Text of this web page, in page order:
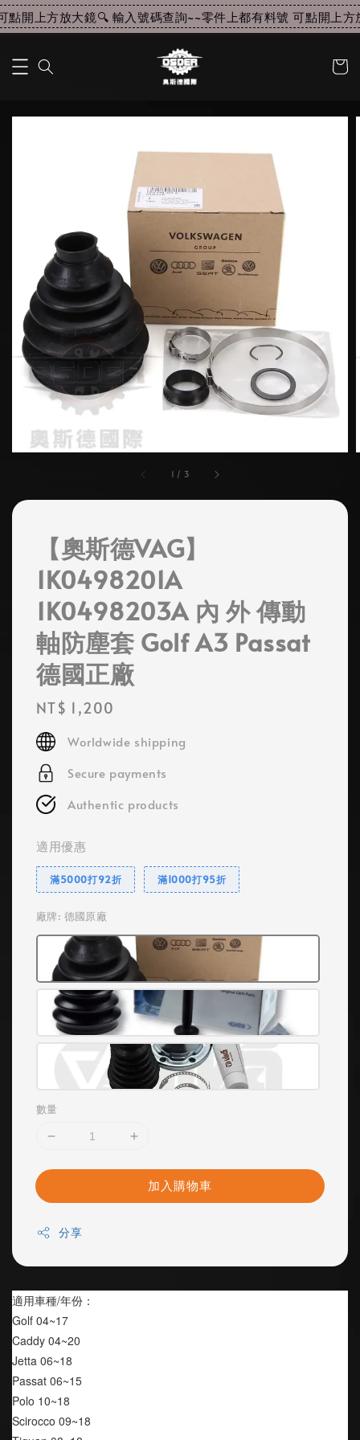
開上方放大鏡🔍 輸入號碼查詢~~零件上都有料號 可點開上方
1 / 3
【奧斯德VAG】
1K0498201A
1K0498203A 內 外 傳動
軸防塵套 Golf A3 Passat
德國正廠
Regular
price
NT$ 1,200
Worldwide shipping
Secure payments
Authentic products
適用優惠
滿5000打92折 滿1000打95折
廠牌: 德國原廠
數量
加入購物車
分享
適用車種/年份：
Golf 04~17
Caddy 04~20
Jetta 06~18
Passat 06~15
Polo 10~18
Scirocco 09~18